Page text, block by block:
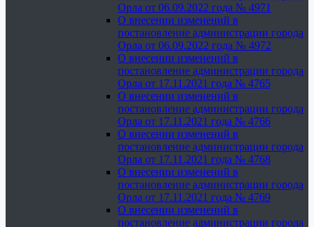
Орла от 06.09.2022 года № 4971
О внесении изменений в
постановление администрации города
Орла от 06.09.2022 года № 4972
О внесении изменений в
постановление администрации города
Орла от 17.11.2021 года № 4765
О внесении изменений в
постановление администрации города
Орла от 17.11.2021 года № 4766
О внесении изменений в
постановление администрации города
Орла от 17.11.2021 года № 4768
О внесении изменений в
постановление администрации города
Орла от 17.11.2021 года № 4769
О внесении изменений в
постановление администрации города